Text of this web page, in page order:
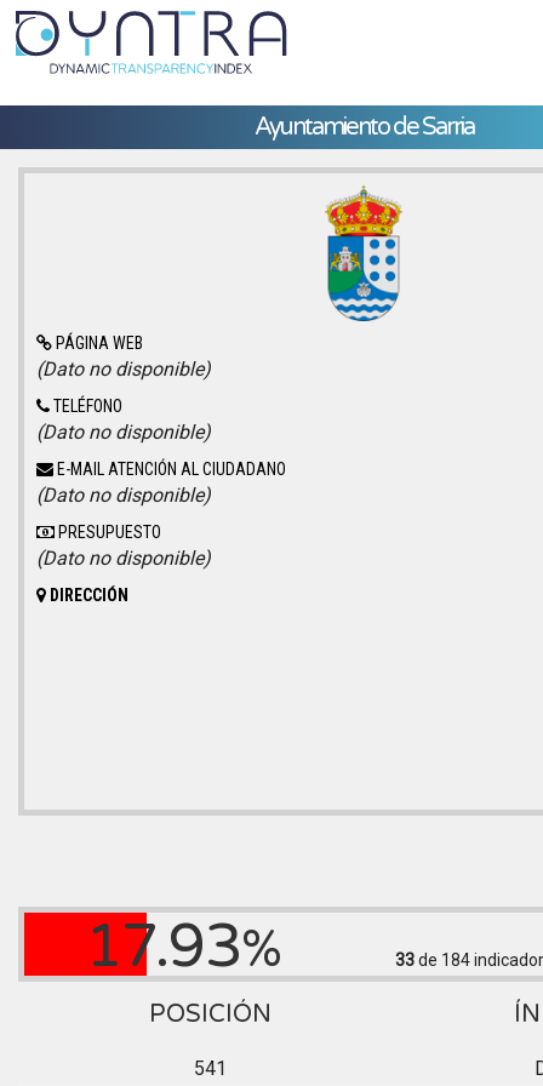
Ayuntamiento de Sarria
PÁGINA WEB
(Dato no disponible)
TELÉFONO
(Dato no disponible)
E-MAIL ATENCIÓN AL CIUDADANO
(Dato no disponible)
PRESUPUESTO
(Dato no disponible)
DIRECCIÓN
17.93% 33de 184
POSICIÓN
541